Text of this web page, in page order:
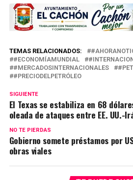
TEMAS RELACIONADOS:
#ECONOMÍAMUNDIAL
#MERCADOSINTERNACIONALES
#PRECIODELPETRÓLEO
SIGUIENTE
El Texas se estabiliza en 68
oleada de ataques entre EE. UU.-
NO TE PIERDAS
Gobierno somete préstamos por
obras viales